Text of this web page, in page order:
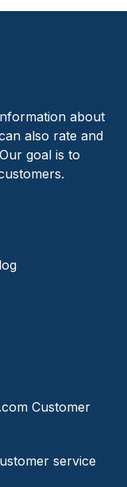
about
also rate and
goal is to
Customer
service